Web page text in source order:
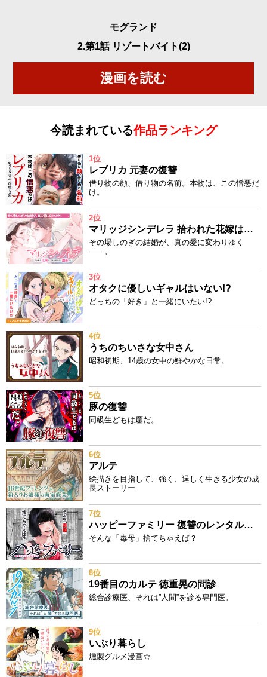
モグランド
2.第1話 リゾートバイト(2)
漫画を読む
今読まれている作品ランキング
1位
レプリカ 元妻の復讐
借り物の顔、借り物の名前。本物は、この憎悪だ
け。
2位
マリッジシンデレラ 拾われた花嫁は一途な副社長に溺愛される
その場しのぎの結婚が、真の愛に変わりゆく
——。
3位
オタクに優しいギャルはいない!?
どっちの「好き」と一緒にいたい!?
4位
うちのちいさな女中さん
昭和初期、14歳の女中の鮮やかな日常。
5位
豚の復讐
同級生どもは鏖だ。
6位
アルテ
絵描きを目指して、強く、逞しく生きる少女の成
長ストーリー
7位
ハッピーファミリー 復讐のレンタルお母さん
そんな「毒母」捨てちゃえば？
8位
19番目のカルテ 徳重晃の問診
総合診療医、それは”人間”を診る専門医。
9位
いぶり暮らし
燻製グルメ漫画☆